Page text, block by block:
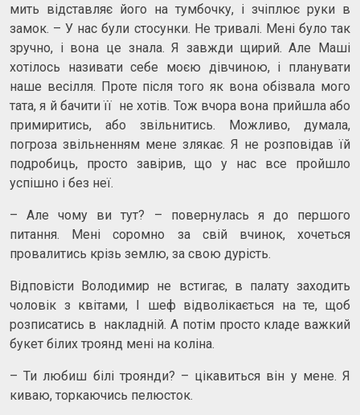
мить відставляє його на тумбочку, і зчіплює руки в
замок. – У нас були стосунки. Не тривалі. Мені було так
зручно, і вона це знала. Я завжди щирий. Але Маші
хотілось називати себе моєю дівчиною, і планувати
наше весілля. Проте після того як вона обізвала мого
тата, я й бачити її не хотів. Тож вчора вона прийшла або
примиритись, або звільнитись. Можливо, думала,
погроза звільненням мене злякає. Я не розповідав їй
подробиць, просто завірив, що у нас все пройшло
успішно і без неї.
– Але чому ви тут? – повернулась я до першого
питання. Мені соромно за свій вчинок, хочеться
провалитись крізь землю, за свою дурість.
Відповісти Володимир не встигає, в палату заходить
чоловік з квітами, І шеф відволікається на те, щоб
розписатись в накладній. А потім просто кладе важкий
букет білих троянд мені на коліна.
– Ти любиш білі троянди? – цікавиться він у мене. Я
киваю, торкаючись пелюсток.